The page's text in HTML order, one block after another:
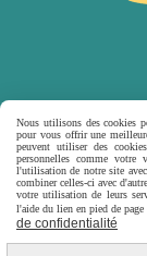
Nous utilisons des cookies
pour vous offrir une
peuvent utiliser des
personnelles comme votre
l'utilisation de notre site
combiner celles-ci avec
votre utilisation de leurs
l'aide du lien en pied de
de confidentialité